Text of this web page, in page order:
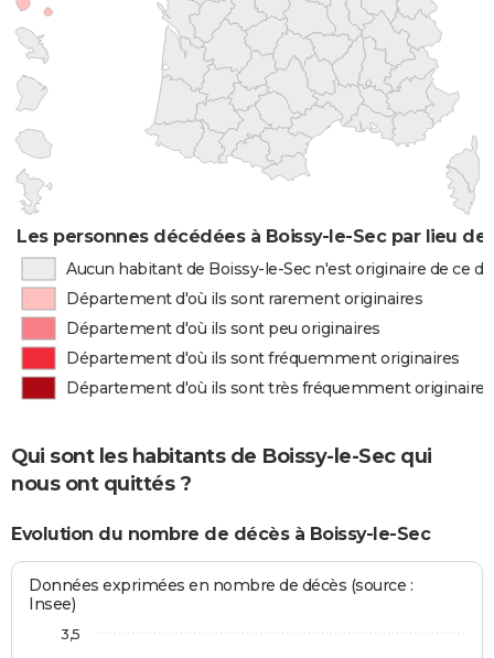
Les personnes décédées à Boissy-le-Sec par lieu de
Aucun habitant de Boissy-le-Sec n'est originaire de ce
Département d'où ils sont rarement originaires
Département d'où ils sont peu originaires
Département d'où ils sont fréquemment originaires
Département d'où ils sont très fréquemment originaires
Qui sont les habitants de Boissy-le-Sec qui
nous ont quittés ?
Evolution du nombre de décès à Boissy-le-Sec
Données exprimées en nombre de décès (source :
Insee)
3,5